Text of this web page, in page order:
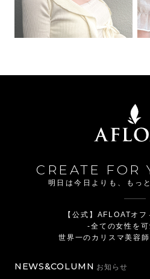
CREATE FOR
明日は今日よりも、もっ
【公式】AFLOATオフ
-全ての女性を可
世界一のカリスマ美容
NEWS&COLUMN お知らせ